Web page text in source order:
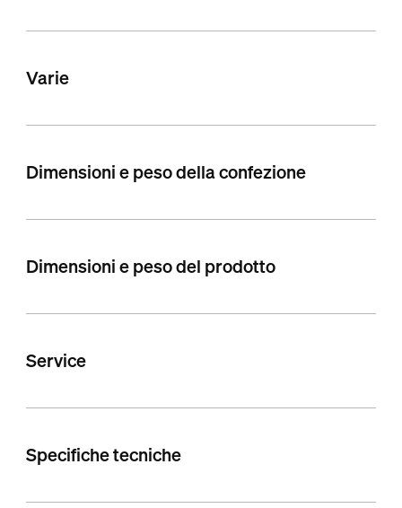
Varie
Dimensioni e peso della confezione
Dimensioni e peso del prodotto
Service
Specifiche tecniche